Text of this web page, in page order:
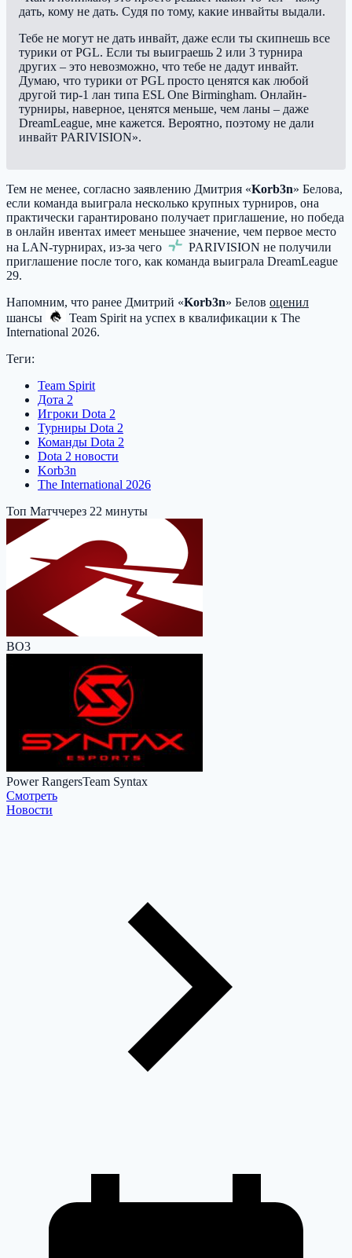
дать, кому не дать. Судя по тому, какие инвайты выдали.
Тебе не могут не дать инвайт, даже если ты скипнешь все
турики от PGL. Если ты выиграешь 2 или 3 турнира
других – это невозможно, что тебе не дадут инвайт.
Думаю, что турики от PGL просто ценятся как любой
другой тир-1 лан типа ESL One Birmingham. Онлайн-
турниры, наверное, ценятся меньше, чем ланы – даже
DreamLeague, мне кажется. Вероятно, поэтому не дали
инвайт PARIVISION».
Тем не менее, согласно заявлению Дмитрия «Korb3n» Белова,
если команда выиграла несколько крупных турниров, она
практически гарантировано получает приглашение, но победа
в онлайн ивентах имеет меньшее значение, чем первое место
на LAN-турнирах, из-за чего
PARIVISION не получили
приглашение после того, как команда выиграла DreamLeague
29.
Напомним, что ранее Дмитрий «Korb3n» Белов оценил
шансы
Team Spiritна успех в квалификации к The
International 2026.
Теги:
Team Spirit
Дота 2
Игроки Dota 2
Турниры Dota 2
Команды Dota 2
Dota 2 новости
Korb3n
The International 2026
Топ Матччерез 22 минуты
BO3
Power RangersTeam Syntax
Cмотреть
Новости